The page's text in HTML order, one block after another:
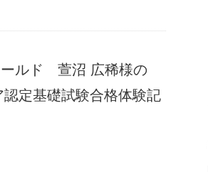
ルド 萱沼 広稀様の
定基礎試験合格体験記